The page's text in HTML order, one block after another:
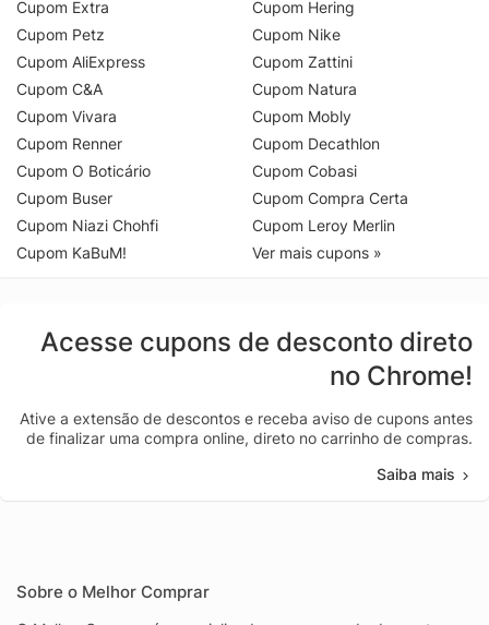
Cupom Extra
Cupom Petz
Cupom AliExpress
Cupom C&A
Cupom Vivara
Cupom Renner
Cupom O Boticário
Cupom Buser
Cupom Niazi Chohfi
Cupom KaBuM!
Cupom Hering
Cupom Nike
Cupom Zattini
Cupom Natura
Cupom Mobly
Cupom Decathlon
Cupom Cobasi
Cupom Compra Certa
Cupom Leroy Merlin
Ver mais cupons »
Acesse cupons de desconto direto
no Chrome!
Ative a extensão de descontos e receba aviso de cupons antes
de finalizar uma compra online, direto no carrinho de compras.
Saiba mais
Sobre o Melhor Comprar